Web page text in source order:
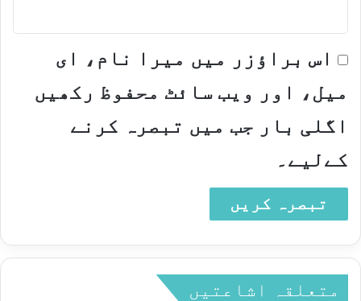
اس براؤزر میں میرا نام، ای
میل، اور ویب سائٹ محفوظ رکھیں
اگلی بار جب میں تبصرہ کرنے
کےلیے۔
متعلقہ اشاعتیں